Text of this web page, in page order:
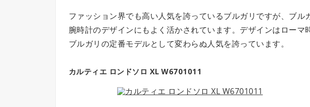
ファッション界でも高い人気を誇っているブルガリですが、ブ
腕時計のデザインにもよく活かされています。デザインはローマ
ブルガリの定番モデルとして変わらぬ人気を誇っています。
カルティエ ロンドソロ XL W6701011